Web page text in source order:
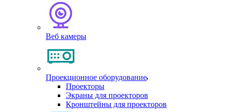
Веб камеры
Проекционное оборудование
Проекторы
Экраны для проекторов
Кронштейны для проекторов